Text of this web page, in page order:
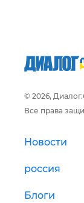
© 2026,
Все права
Новости
россия
Блоги